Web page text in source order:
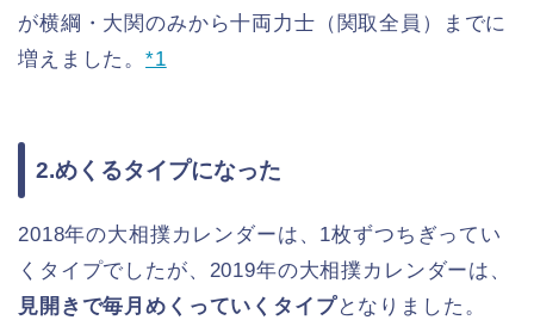
が横綱・大関のみから十両力士（関取全員）までに
増えました。*1
2.めくるタイプになった
2018年の大相撲カレンダーは、1枚ずつちぎってい
くタイプでしたが、2019年の大相撲カレンダーは、
見開きで毎月めくっていくタイプとなりました。